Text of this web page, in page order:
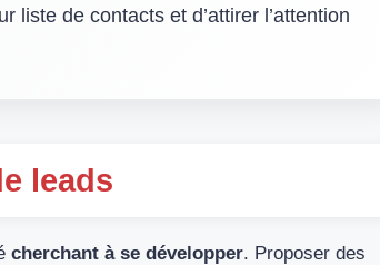
liste de contacts et d’attirer l’attention
leads
cherchant à se développer. Proposer des